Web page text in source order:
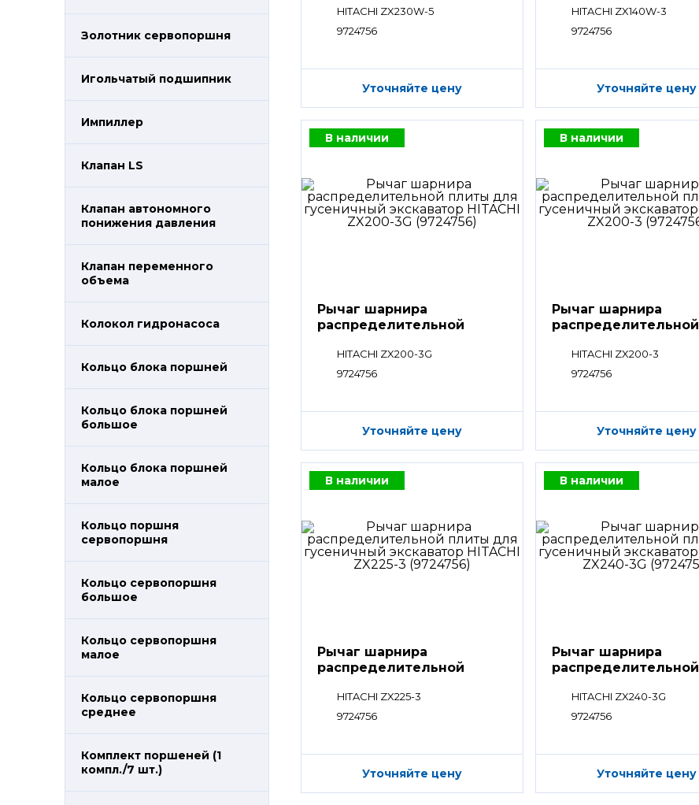
Золотник сервопоршня
Игольчатый подшипник
Импиллер
Клапан LS
Клапан автономного
понижения давления
Клапан переменного
объема
Колокол гидронасоса
Кольцо блока поршней
Кольцо блока поршней
большое
Кольцо блока поршней
малое
Кольцо поршня
сервопоршня
Кольцо сервопоршня
большое
Кольцо сервопоршня
малое
Кольцо сервопоршня
среднее
Комплект поршеней (1
компл./7 шт.)
HITACHI ZX230W-5
9724756
Уточняйте цену
HITACHI ZX140W-3
9724756
Уточняйте цену
В наличии
Рычаг шарнира
распределительной
HITACHI ZX200-3G
9724756
Уточняйте цену
В наличии
Рычаг шарнира
распределительной
HITACHI ZX200-3
9724756
Уточняйте цену
В наличии
Рычаг шарнира
распределительной
HITACHI ZX225-3
9724756
Уточняйте цену
В наличии
Рычаг шарнира
распределительной
HITACHI ZX240-3G
9724756
Уточняйте цену